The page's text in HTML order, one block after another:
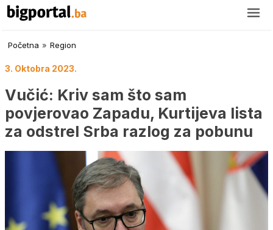
Početna » Region
3. Oktobra 2023.
Vučić: Kriv sam što sam
povjerovao Zapadu, Kurtijeva lista
za odstrel Srba razlog za pobunu